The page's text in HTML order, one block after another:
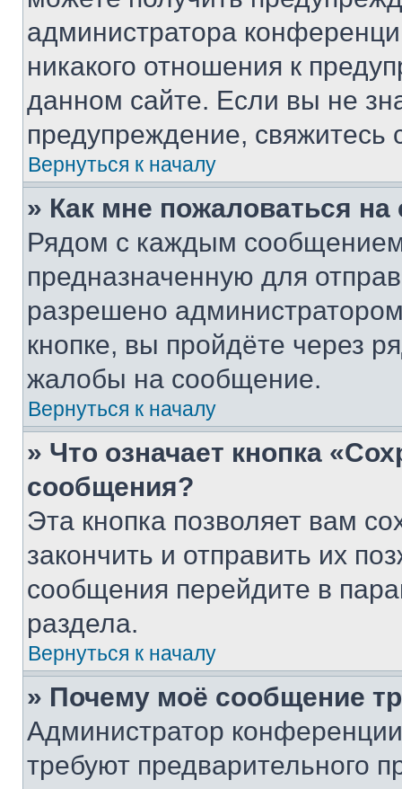
администратора
никакого отношения к
данном сайте. Если вы не
предупреждение,
Вернуться к началу
» Как мне пожаловаться
Рядом с каждым сообщением
предназначенную для
разрешено
кнопке, вы пройдёте через
жалобы на сообщение.
Вернуться к началу
» Что означает кнопка
сообщения?
Эта кнопка позволяет вам
закончить и отправить их
сообщения перейдите в
раздела.
Вернуться к началу
» Почему моё сообщение
Администратор
требуют предварительного